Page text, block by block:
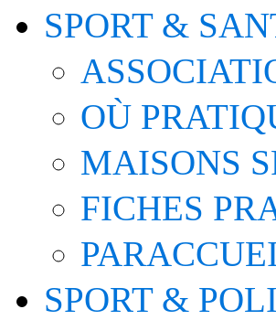
SPORT &
OÙ
MAISONS
FICHES
SPORT &